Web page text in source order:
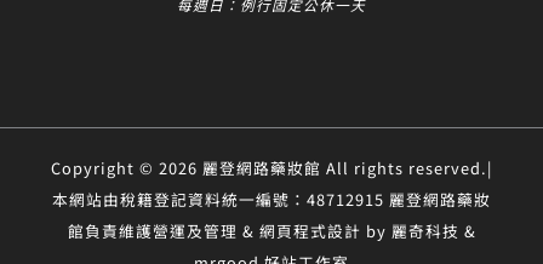
Copyright © 2026 麗登網路藥妝館 All rights reserved.|
本網站由稅籍登記資料統一編號：48712915 麗登網路藥妝
館負責維護營運及管理 & 網頁程式設計 by 麗奇科技 &